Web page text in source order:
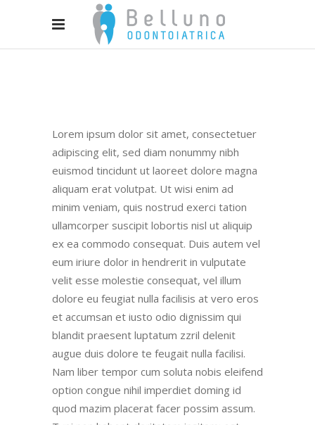
Lorem ipsum dolor sit amet, consectetuer
adipiscing elit, sed diam nonummy nibh
euismod tincidunt ut laoreet dolore magna
aliquam erat volutpat. Ut wisi enim ad
minim veniam, quis nostrud exerci tation
ullamcorper suscipit lobortis nisl ut aliquip
ex ea commodo consequat. Duis autem vel
eum iriure dolor in hendrerit in vulputate
velit esse molestie consequat, vel illum
dolore eu feugiat nulla facilisis at vero eros
et accumsan et iusto odio dignissim qui
blandit praesent luptatum zzril delenit
augue duis dolore te feugait nulla facilisi.
Nam liber tempor cum soluta nobis eleifend
option congue nihil imperdiet doming id
quod mazim placerat facer possim assum.